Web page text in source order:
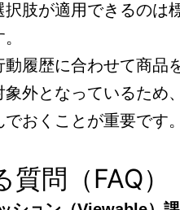
択肢が適用できるのは
動履歴に合わせて商品
象外となっているため
おくことが重要です。
問（FAQ）